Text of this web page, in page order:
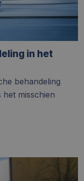
in het
behandeling
het misschien